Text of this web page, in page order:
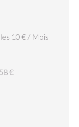
10 € / Mois
€